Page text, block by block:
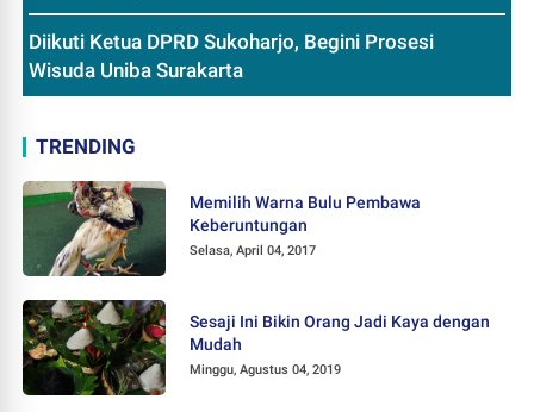
Diikuti Ketua DPRD Sukoharjo, Begini Prosesi
Wisuda Uniba Surakarta
TRENDING
Memilih Warna Bulu Pembawa
Keberuntungan
Selasa, April 04, 2017
Sesaji Ini Bikin Orang Jadi Kaya dengan
Mudah
Minggu, Agustus 04, 2019